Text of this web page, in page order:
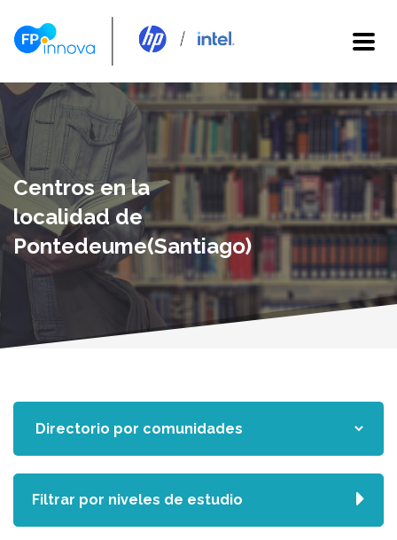
Centros en la
localidad de
Pontedeume(Santiago)
Filtrar por niveles de estudio